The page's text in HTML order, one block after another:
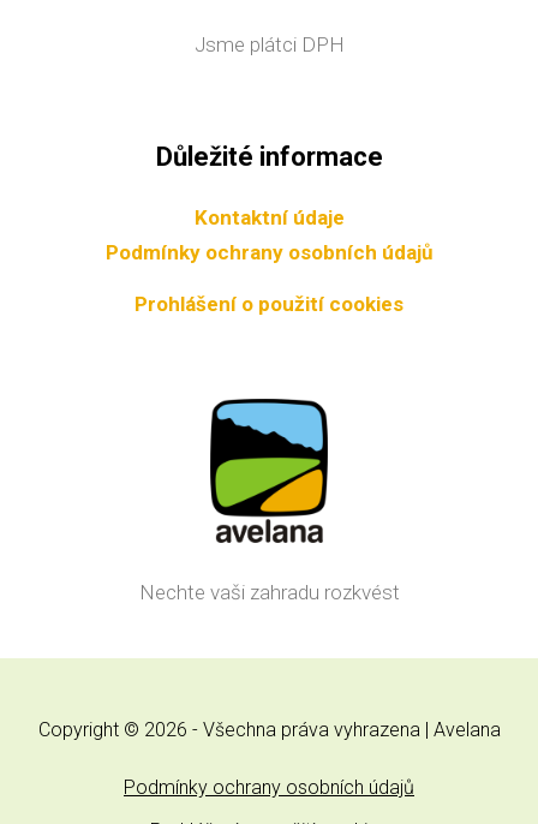
Jsme plátci DPH
Důležité informace
Kontaktní údaje
Podmínky ochrany osobních údajů
Prohlášení o použití cookies
Nechte vaši zahradu rozkvést
Copyright © 2026 - Všechna práva vyhrazena | Avelana
Podmínky ochrany osobních údajů